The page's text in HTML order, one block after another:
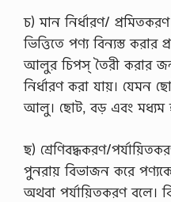
চ) মান নির্ধারণ/
ভিত্তিতে পণ্য বিন্যস্ত করার
আলুর চিপস্ তৈরী করার
নির্ধারণ করা যায়।
আলু। ছোট, বড় এবং মধ্যম
ছ) শ্রেণিবদ্ধকরণ/
পুনরায় বিভাজন করে
অথবা পর্যায়িতকরণ বলে।